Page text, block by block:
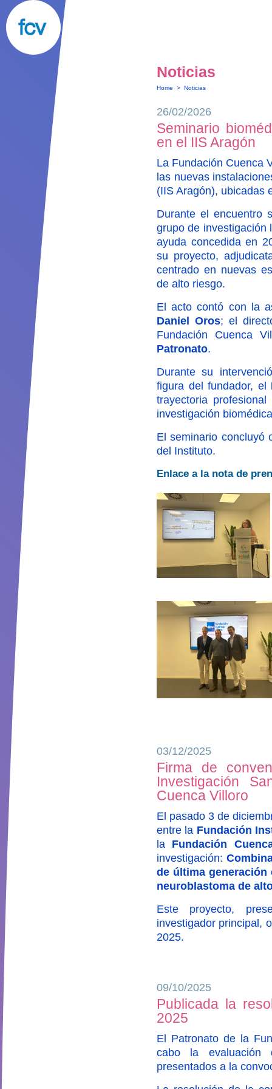
Noticias
Home > Noticias
26/02/2026
Seminario
en el IIS Aragón
La Fundación Cuenca
las nuevas
(IIS Aragón), ubicadas
Durante el encuentro
grupo de
ayuda concedida en
su proyecto,
centrado en nuevas
de alto riesgo.
El acto contó con la
Daniel Oros; el
Fundación Cuenca
Patronato.
Durante su
figura del fundador, el
trayectoria
investigación
El seminario concluyó
del Instituto.
Enlace a la nota de
03/12/2025
Firma de
Investigación
Cuenca Villoro
El pasado 3 de
entre la Fundación
la Fundación
investigación:
de última generación
neuroblastoma de
Este proyecto,
investigador principal,
2025.
09/10/2025
Publicada la
2025
El Patronato de la
cabo la evaluación
presentados a la